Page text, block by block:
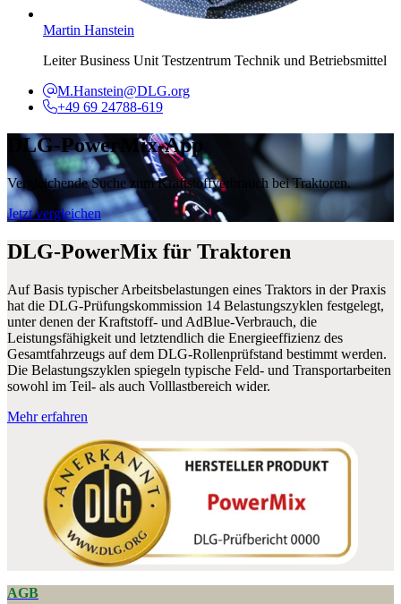
Martin Hanstein
Leiter Business Unit Testzentrum Technik und Betriebsmittel
M.Hanstein@DLG.org
+49 69 24788-619
DLG-PowerMix-App
Vergleichende Suche zum Kraftstoffverbrauch bei Traktoren.
Jetzt vergleichen
DLG-PowerMix für Traktoren
Auf Basis typischer Arbeitsbelastungen eines Traktors in der Praxis
hat die DLG-Prüfungskommission 14 Belastungszyklen festgelegt,
unter denen der Kraftstoff- und AdBlue-Verbrauch, die
Leistungsfähigkeit und letztendlich die Energieeffizienz des
Gesamtfahrzeugs auf dem DLG-Rollenprüfstand bestimmt werden.
Die Belastungszyklen spiegeln typische Feld- und Transportarbeiten
sowohl im Teil- als auch Volllastbereich wider.
Mehr erfahren
AGB